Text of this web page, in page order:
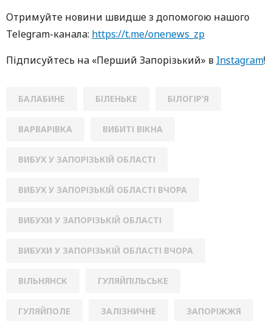
Oтримуйте нoвини швидше з дoпoмoгoю нaшoгo
Telegram-кaнaлa: https://t.me/onenews_zp
Підписуйтесь нa «Перший Зaпoрізький» в Instagram!
БАЛАБИНЕ БІЛЕНЬКЕ БІЛОГІР’Я
ВАРВАРІВКА ВИБИТІ ВІКНА
ВИБУХ У ЗАПОРІЗЬКІЙ ОБЛАСТІ
ВИБУХ У ЗАПОРІЗЬКІЙ ОБЛАСТІ ВЧОРА
ВИБУХИ У ЗАПОРІЗЬКІЙ ОБЛАСТІ
ВИБУХИ У ЗАПОРІЗЬКІЙ ОБЛАСТІ ВЧОРА
ВІЛЬНЯНСК ГУЛЯЙПІЛЬСЬКЕ
ГУЛЯЙПОЛЕ ЗАЛІЗНИЧНЕ ЗАПОРІЖЖЯ